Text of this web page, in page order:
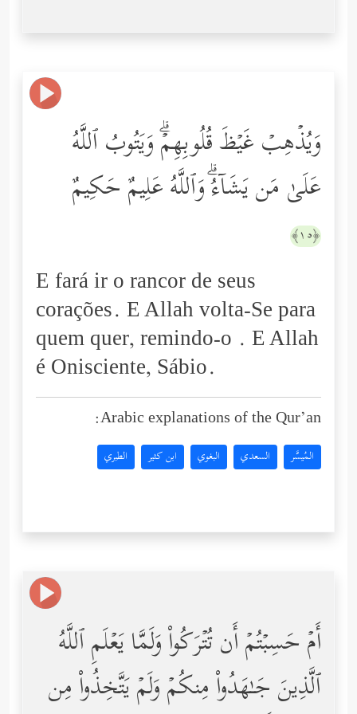
وَیُذۡهِبۡ غَیۡظَ قُلُوبِهِمۡۗ وَیَتُوبُ ٱللَّهُ
عَلَىٰ مَن یَشَاۤءُۗ وَٱللَّهُ عَلِیمٌ حَكِیمٌ
﴿١٥﴾
E fará ir o rancor de seus
corações. E Allah volta-Se para
quem quer, remindo-o . E Allah
é Onisciente, Sábio.
Arabic explanations of the Qur’an:
المُيسَّر السعدي البغوي ابن كثير الطبري
أَمۡ حَسِبۡتُمۡ أَن تُتۡرَكُواْ وَلَمَّا یَعۡلَمِ ٱللَّهُ
ٱلَّذِینَ جَـٰهَدُواْ مِنكُمۡ وَلَمۡ یَتَّخِذُواْ مِن